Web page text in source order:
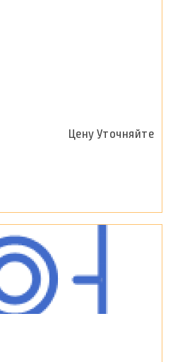
Цену Уточняйте